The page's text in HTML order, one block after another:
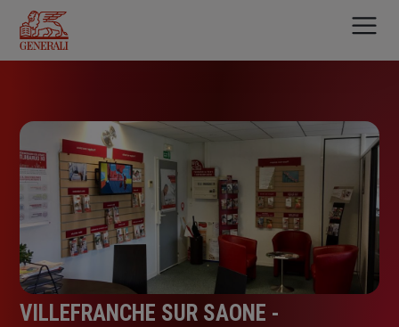
contenu
principal
VILLEFRANCHE SUR SAONE -